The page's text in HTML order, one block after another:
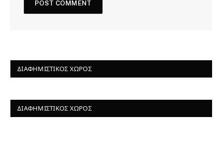
ΔΙΑΦΗΜΙΣΤΙΚΌΣ ΧΏΡΟΣ
ΔΙΑΦΗΜΙΣΤΙΚΌΣ ΧΏΡΟΣ